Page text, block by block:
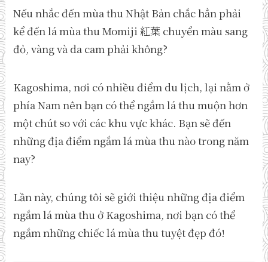
Nếu nhắc đến mùa thu Nhật Bản chắc hẳn phải
kể đến lá mùa thu Momiji 紅葉 chuyển màu sang
đỏ, vàng và da cam phải không?
Kagoshima, nơi có nhiều điểm du lịch, lại nằm ở
phía Nam nên bạn có thể ngắm lá thu muộn hơn
một chút so với các khu vực khác. Bạn sẽ đến
những địa điểm ngắm lá mùa thu nào trong năm
nay?
Lần này, chúng tôi sẽ giới thiệu những địa điểm
ngắm lá mùa thu ở Kagoshima, nơi bạn có thể
ngắm những chiếc lá mùa thu tuyệt đẹp đó!